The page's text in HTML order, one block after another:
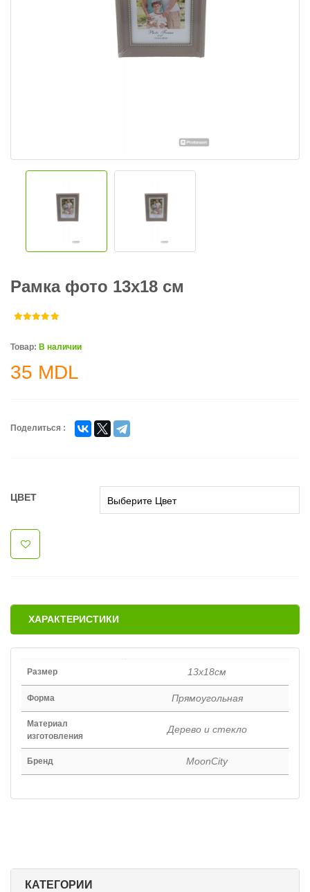
КАТЕГОРИИ
Рамка фото 13x18 см
Товар: В наличии
35 MDL
Поделиться :
ЦВЕТ
ХАРАКТЕРИСТИКИ
Размер 13х18см
Форма Прямоугольная
Материал
изготовления
Дерево и стекло
Бренд MoonCity